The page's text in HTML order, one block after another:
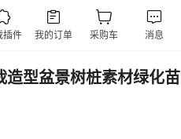
造型盆景树桩素材绿化苗